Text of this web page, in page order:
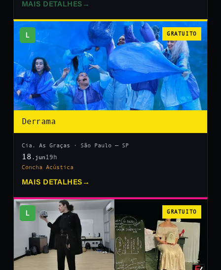
MAIS DETALHES →
L GRATUITO
Derrama
Cia. As Graças · São Paulo — SP
18 .jun 19h
Concha Acústica
MAIS DETALHES →
L GRATUITO